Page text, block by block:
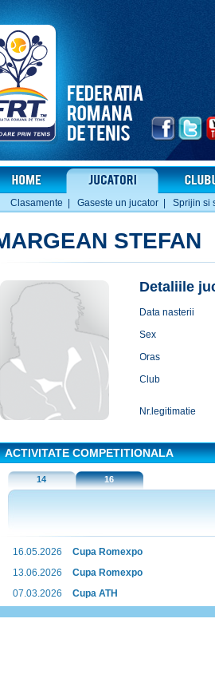
Clasamente Gaseste un jucator Sprijin si
STEFAN
Detaliile
Data nasterii
Sex
Oras
Club
Nr.legitimatie
ACTIVITATE COMPETITIONALA
14 16
16.05.2026
Cupa Romexpo
13.06.2026
Cupa Romexpo
07.03.2026
Cupa ATH